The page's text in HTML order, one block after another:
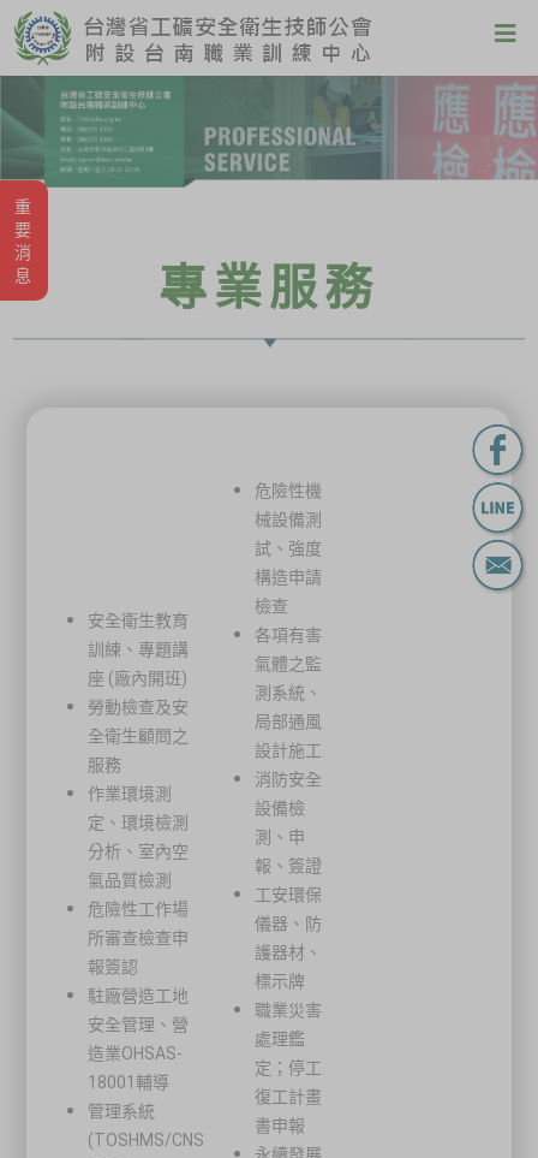
重要消息 專業服務
安全衛生教育
訓練、專題講
座 (廠內開班)
勞動檢查及安
全衛生顧問之
服務
作業環境測
定、環境檢測
分析、室內空
氣品質檢測
危險性工作場
所審查檢查申
報簽認
駐廠營造工地
安全管理、營
造業OHSAS-
18001輔導
管理系統
(TOSHMS/CNS
危險性機
械設備測
試、強度
構造申請
檢查
各項有害
氣體之監
測系統、
局部通風
設計施工
消防安全
設備檢
測、申
報、簽證
工安環保
儀器、防
護器材、
標示牌
職業災害
處理鑑
定；停工
復工計畫
書申報
永續發展